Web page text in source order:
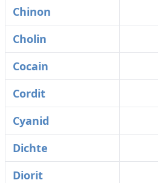
Chinon
Cholin
Cocain
Cordit
Cyanid
Dichte
Diorit